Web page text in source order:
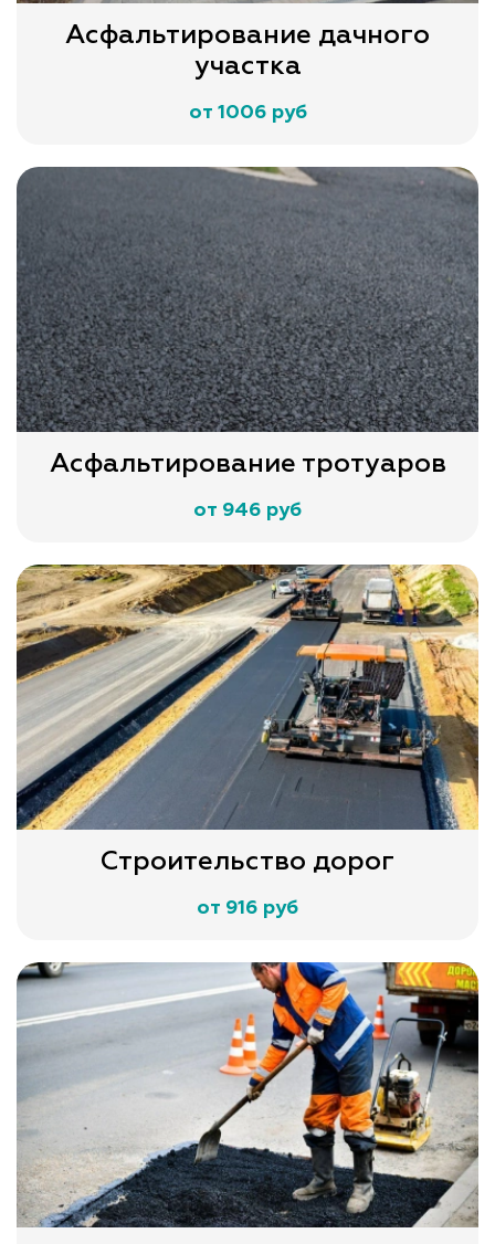
Асфальтирование дачного
участка
от 1006 руб
Асфальтирование тротуаров
от 946 руб
Строительство дорог
от 916 руб